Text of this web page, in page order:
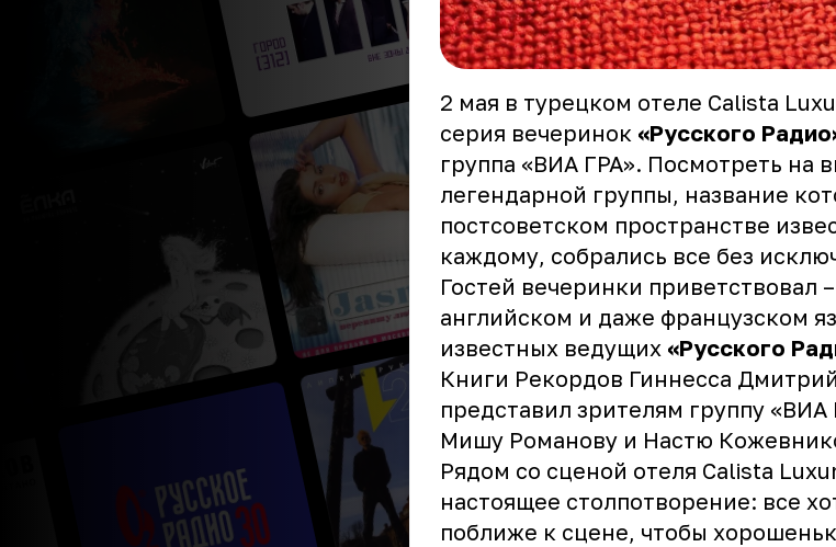
2 мая в турецком отеле Calista
серия вечеринок «Русского
группа «ВИА ГРА». Посмотреть на
легендарной группы, название
постсоветском пространстве
каждому, собрались все без
Гостей вечеринки приветствовал
английском и даже французском
известных ведущих «Русского
Книги Рекордов Гиннесса
представил зрителям группу «ВИА
Мишу Романову и Настю
Рядом со сценой отеля Calista
настоящее столпотворение: все
поближе к сцене, чтобы